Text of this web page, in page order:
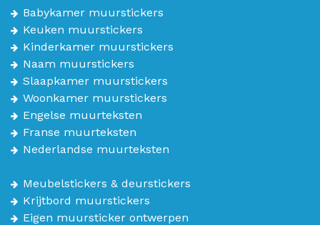
Babykamer muurstickers
Keuken muurstickers
Kinderkamer muurstickers
Naam muurstickers
Slaapkamer muurstickers
Woonkamer muurstickers
Engelse muurteksten
Franse muurteksten
Nederlandse muurteksten
Meubelstickers & deurstickers
Krijtbord muurstickers
Eigen muursticker ontwerpen